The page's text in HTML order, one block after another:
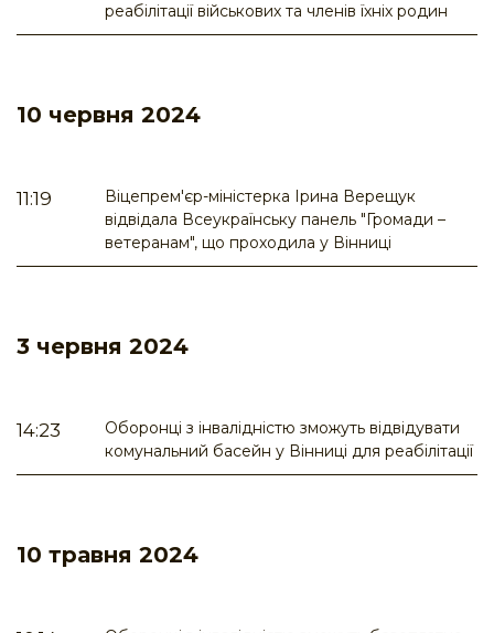
реабілітації військових та членів їхніх родин
10 червня 2024
11:19
Віцепрем'єр-міністерка Ірина Верещук
відвідала Всеукраїнську панель "Громади –
ветеранам", що проходила у Вінниці
3 червня 2024
14:23
Оборонці з інвалідністю зможуть відвідувати
комунальний басейн у Вінниці для реабілітації
10 травня 2024